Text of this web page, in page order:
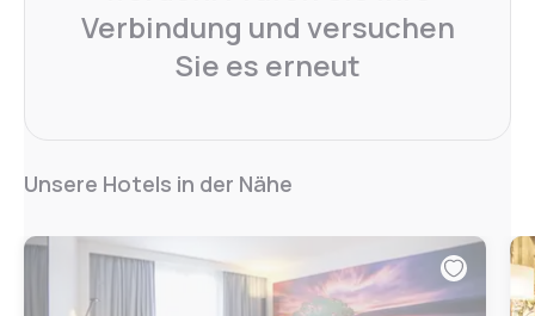
Verbindung und versuchen
Sie es erneut
Unsere Hotels in der Nähe